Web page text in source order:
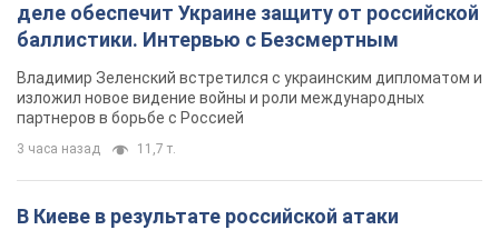
деле обеспечит Украине защиту от российской
баллистики. Интервью с Безсмертным
Владимир Зеленский встретился с украинским дипломатом и
изложил новое видение войны и роли международных
партнеров в борьбе с Россией
3 часа назад 11,7 т.
В Киеве в результате российской атаки